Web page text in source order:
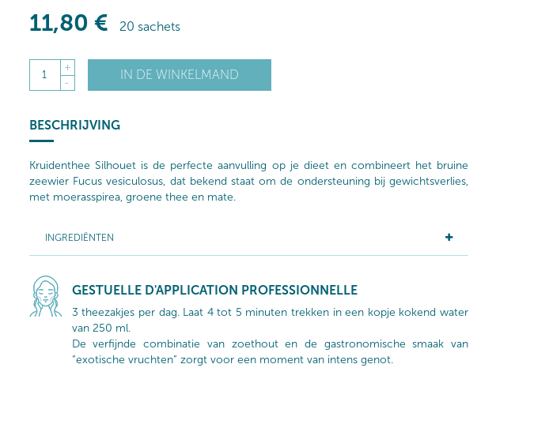
11,80 € 20 sachets
1
+
-
IN DE WINKELMAND
BESCHRIJVING
Kruidenthee Silhouet is de perfecte aanvulling op je dieet en combineert het bruine
zeewier Fucus vesiculosus, dat bekend staat om de ondersteuning bij gewichtsverlies,
met moerasspirea, groene thee en mate.
INGREDIËNTEN
GESTUELLE D'APPLICATION PROFESSIONNELLE
3 theezakjes per dag. Laat 4 tot 5 minuten trekken in een kopje kokend water
van 250 ml.
De verfijnde combinatie van zoethout en de gastronomische smaak van
“exotische vruchten” zorgt voor een moment van intens genot.